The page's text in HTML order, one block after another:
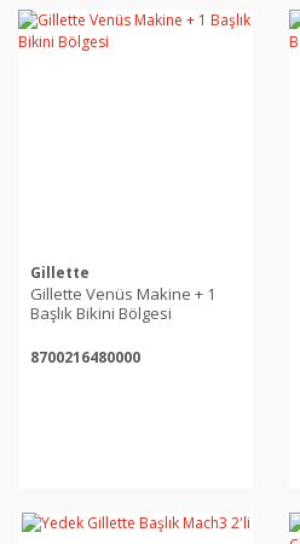
Gillette
Gillette Venüs Makine + 1
Başlık Bikini Bölgesi
8700216480000